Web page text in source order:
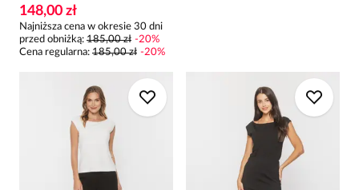
148,00 zł
Najniższa cena w okresie 30 dni
przed obniżką: 185,00 zł -20%
Cena regularna: 185,00 zł -20%